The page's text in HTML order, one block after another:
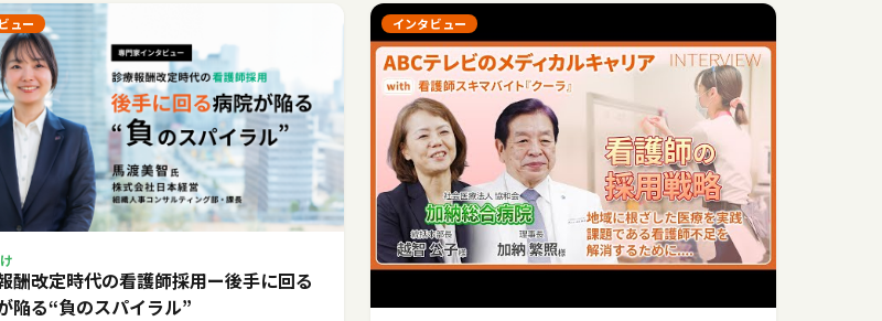
ュー
酬改定時代の看護師採用ー後手に回る
陥る“負のスパイラル”
インタビュー